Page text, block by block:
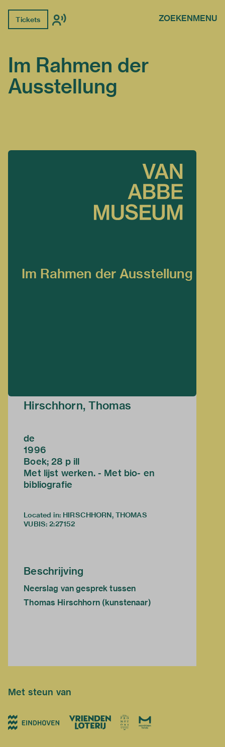
Tickets ZOEKENMENU
Im Rahmen der
Ausstellung
Im Rahmen der Ausstellung
Hirschhorn, Thomas
de
1996
Boek; 28 p ill
Met lijst werken. - Met bio- en
bibliografie
Located in: HIRSCHHORN, THOMAS
VUBIS: 2:27152
Beschrijving
Neerslag van gesprek tussen
Thomas Hirschhorn (kunstenaar)
Met steun van